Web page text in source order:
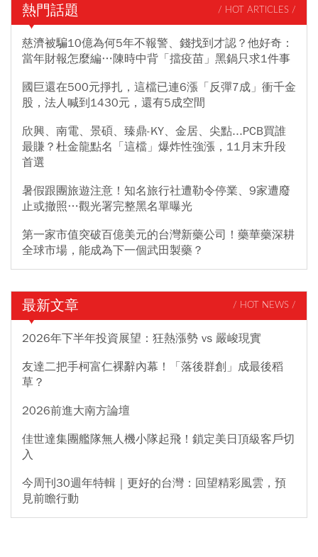
熱門話題 / HOT ARTICLES /
慈濟被騙10億為何5年不報警、錢找到才認？他好奇：
當年財報怎麼編…陳時中背「擋疫苗」黑鍋只求1件事
國巨還在500元掙扎，這檔已連6漲「反彈7成」衝千金
股，法人喊到1430元，還有5成空間
欣興、南電、景碩、臻鼎-KY、金居、尖點...PCB買誰
最賺？杜金龍點名「這檔」爆炸性強漲，11月末升段
首選
暑假跟團旅遊注意！知名旅行社遭勒令停業、9家遭廢
止或撤照…觀光署完整黑名單曝光
第一家市值突破百億美元的台灣新藥公司！藥華藥深耕
全球市場，能成為下一個武田製藥？
最新文章 / HOT NEWS /
2026年下半年投資展望：狂熱漲勢 vs 嚴峻現實
友達二把手柯富仁裸辭內幕！「落後群創」成最後稻
草？
2026前進大南方論壇
佳世達集團艦隊無人機小隊起飛！鎖定美日頂級客戶切
入
今周刊30週年特輯｜更好的台灣：回望精彩風雲，預
見前瞻行動